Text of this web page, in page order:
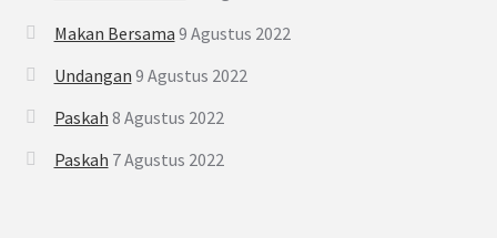
Makan Bersama 9 Agustus 2022
Undangan 9 Agustus 2022
Paskah 8 Agustus 2022
Paskah 7 Agustus 2022